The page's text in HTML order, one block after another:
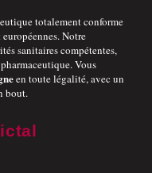
totalement conforme
Notre
sanitaires compétentes,
Vous
en toute légalité, avec un
bout.